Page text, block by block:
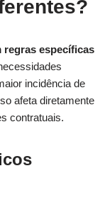
regras específicas
incidência de
afeta diretamente
contratuais.